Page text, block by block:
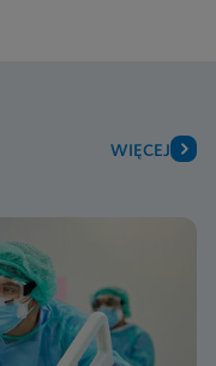
WIĘCEJ